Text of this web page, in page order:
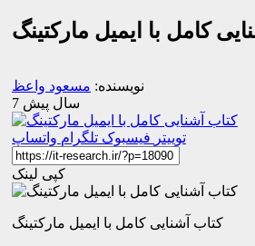
کامل با ایمیل مارکتینگ
نویسنده: مسعود واعظ
7 سال پیش
توییتر فیسبوک تلگرام واتساپ
کپی لینک
کتاب آشنایی کامل با ایمیل مارکتینگ